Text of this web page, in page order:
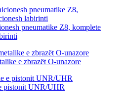
pneumatike Z8, komplete
e zbrazët O-unazore
pistonit UNR/UHR